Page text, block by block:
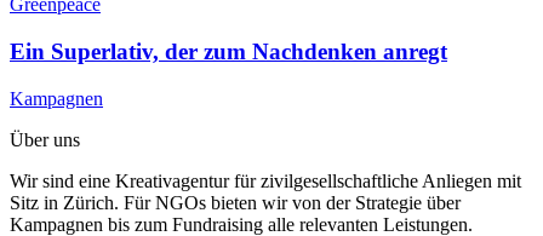
Greenpeace
Ein Superlativ, der zum Nachdenken anregt
Kampagnen
Über uns
Wir sind eine Kreativagentur für zivilgesellschaftliche Anliegen mit
Sitz in Zürich. Für NGOs bieten wir von der Strategie über
Kampagnen bis zum Fundraising alle relevanten Leistungen.